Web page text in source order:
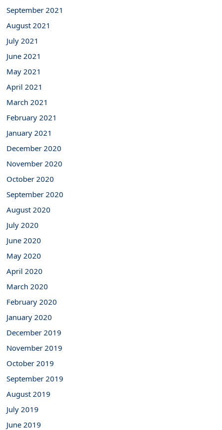
September 2021
August 2021
July 2021
June 2021
May 2021
April 2021
March 2021
February 2021
January 2021
December 2020
November 2020
October 2020
September 2020
August 2020
July 2020
June 2020
May 2020
April 2020
March 2020
February 2020
January 2020
December 2019
November 2019
October 2019
September 2019
August 2019
July 2019
June 2019